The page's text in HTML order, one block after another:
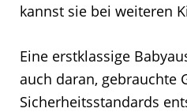
kannst sie bei weiteren
Eine erstklassige
auch daran, gebrauchte
Sicherheitsstandards